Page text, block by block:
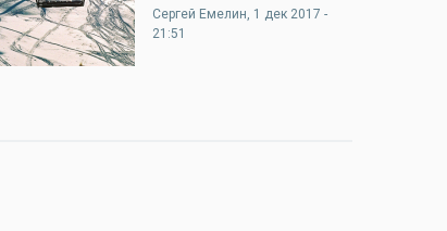
Сергей Емелин, 1 дек 2017 -
21:51